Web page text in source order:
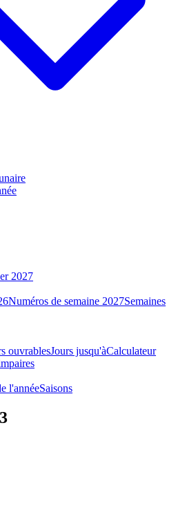
2027
Numéros de semaine 2027Semaines
ouvrablesJours jusqu'àCalculateur
l'annéeSaisons